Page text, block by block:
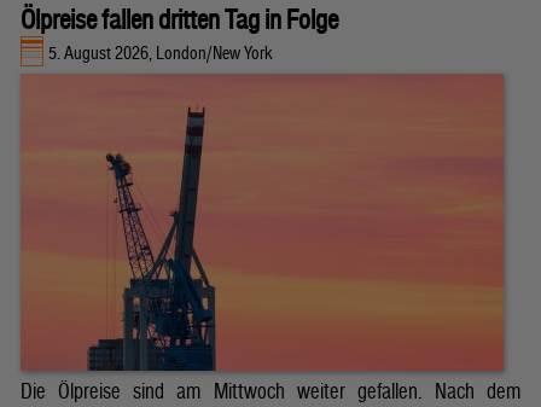
Ölpreise fallen dritten Tag in Folge
5. August 2026, London/New York
Die Ölpreise sind am Mittwoch weiter gefallen. Nach dem